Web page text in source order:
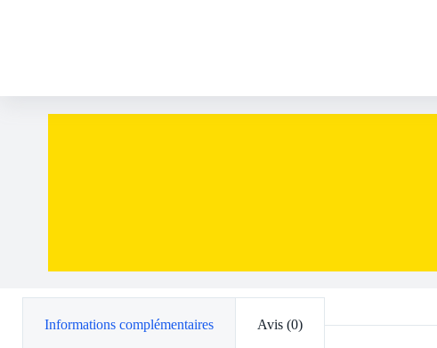
Informations complémentaires Avis (0)